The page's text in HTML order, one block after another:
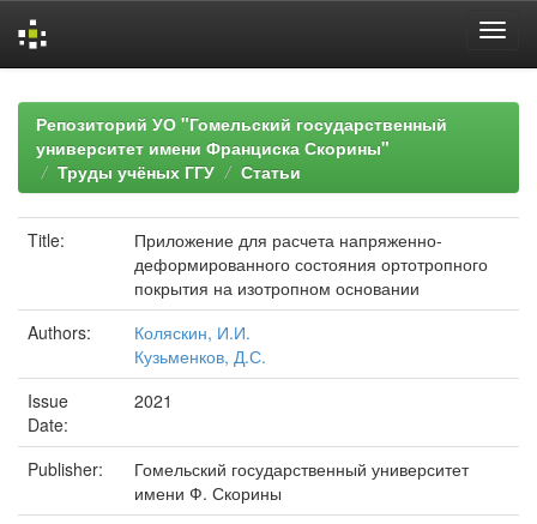
navigationРепозиторий УО "Гомельский государственный
университет имени Франциска Скорины"
Труды учёных ГГУ
Статьи
Title:
Приложение для расчета напряженно-
деформированного состояния ортотропного
покрытия на изотропном основании
Authors:
Коляскин, И.И.
Кузьменков, Д.С.
Issue
Date:
2021
Publisher:
Гомельский государственный университет
имени Ф. Скорины